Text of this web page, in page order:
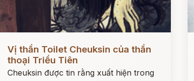
Đọc ngay
Vị thần Toilet Cheuksin của thần
thoại Triều Tiên
Cheuksin được tin rằng xuất hiện trong